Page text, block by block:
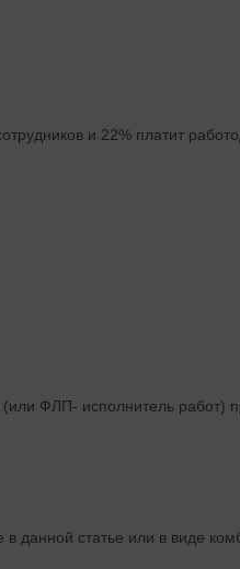
и 22% платит
ФЛП- исполнитель работ)
данной статье или в виде